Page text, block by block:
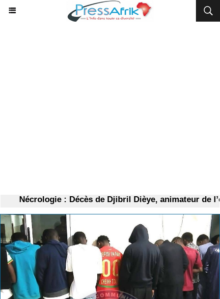
Nécrologie : Décès de Djibril Dièye, animateur de